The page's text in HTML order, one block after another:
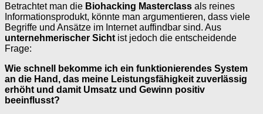
Betrachtet man die Biohacking Masterclass als reines
Informationsprodukt, könnte man argumentieren, dass viele
Begriffe und Ansätze im Internet auffindbar sind. Aus
unternehmerischer Sicht ist jedoch die entscheidende
Frage:
Wie schnell bekomme ich ein funktionierendes System
an die Hand, das meine Leistungsfähigkeit zuverlässig
erhöht und damit Umsatz und Gewinn positiv
beeinflusst?